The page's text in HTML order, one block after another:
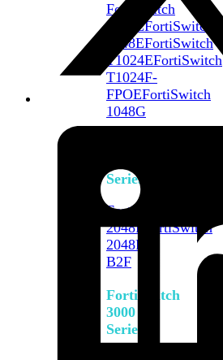
FortiSwitch
1024EFortiSwitch
1048EFortiSwitch
T1024EFortiSwitch
T1024F-
FPOEFortiSwitch
1048G
Series
FortiSwitch
2048F
FortiSwitch
2048F-
B2F
FortiSwitch
3000
Series